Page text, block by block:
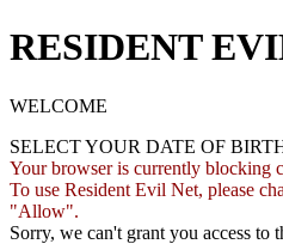
RESIDENT
WELCOME
SELECT YOUR DATE OF
Your browser is currently blocking
To use Resident Evil Net, please
"Allow".
Sorry, we can't grant you access to